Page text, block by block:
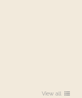
View all